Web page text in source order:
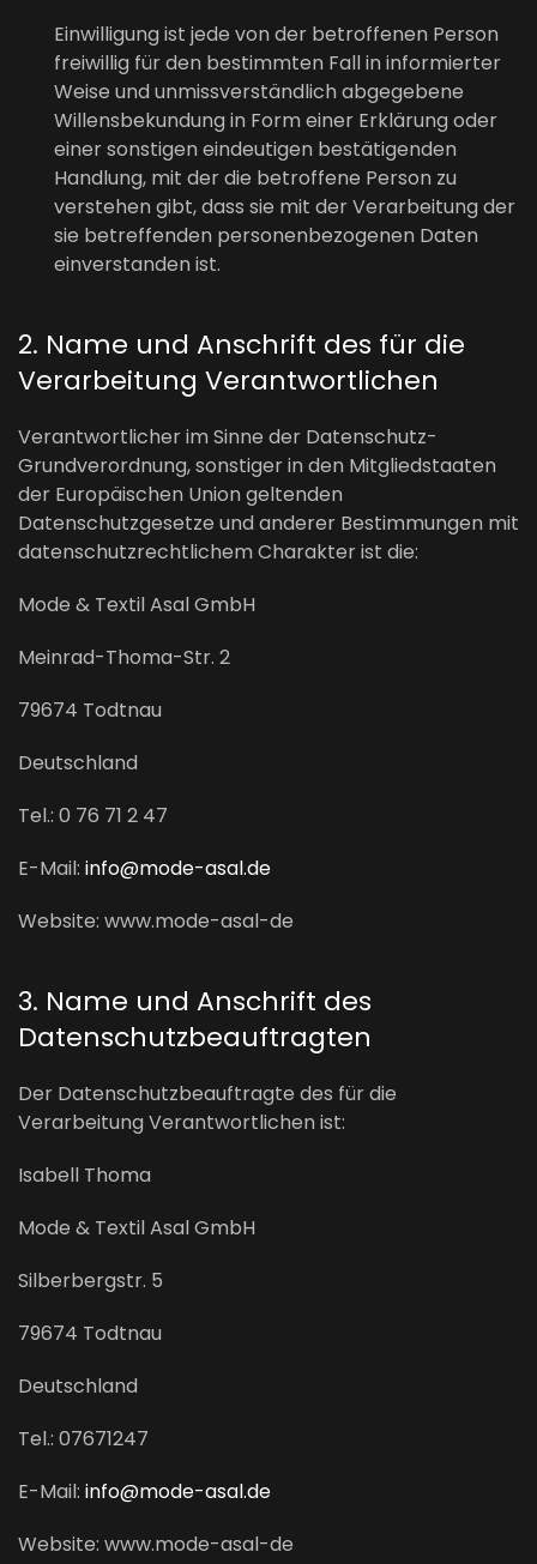
Einwilligung ist jede von der betroffenen Person
freiwillig für den bestimmten Fall in informierter
Weise und unmissverständlich abgegebene
Willensbekundung in Form einer Erklärung oder
einer sonstigen eindeutigen bestätigenden
Handlung, mit der die betroffene Person zu
verstehen gibt, dass sie mit der Verarbeitung der
sie betreffenden personenbezogenen Daten
einverstanden ist.
2. Name und Anschrift des für die
Verarbeitung Verantwortlichen
Verantwortlicher im Sinne der Datenschutz-
Grundverordnung, sonstiger in den Mitgliedstaaten
der Europäischen Union geltenden
Datenschutzgesetze und anderer Bestimmungen mit
datenschutzrechtlichem Charakter ist die:
Mode & Textil Asal GmbH
Meinrad-Thoma-Str. 2
79674 Todtnau
Deutschland
Tel.: 0 76 71 2 47
E-Mail: info@mode-asal.de
Website: www.mode-asal-de
3. Name und Anschrift des
Datenschutzbeauftragten
Der Datenschutzbeauftragte des für die
Verarbeitung Verantwortlichen ist:
Isabell Thoma
Mode & Textil Asal GmbH
Silberbergstr. 5
79674 Todtnau
Deutschland
Tel.: 07671247
E-Mail: info@mode-asal.de
Website: www.mode-asal-de